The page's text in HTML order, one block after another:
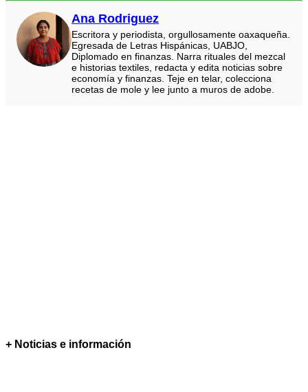
Ana Rodriguez
Escritora y periodista, orgullosamente oaxaqueña.
Egresada de Letras Hispánicas, UABJO,
Diplomado en finanzas. Narra rituales del mezcal
e historias textiles, redacta y edita noticias sobre
economía y finanzas. Teje en telar, colecciona
recetas de mole y lee junto a muros de adobe.
+ Noticias e información